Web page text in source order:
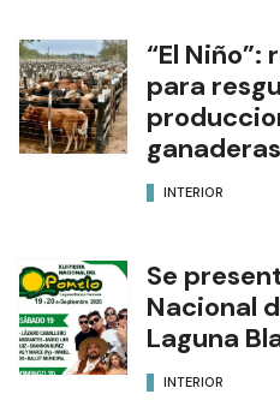
“El
para
ganaderas
INTERIOR
Se
Nacional
Laguna
INTERIOR